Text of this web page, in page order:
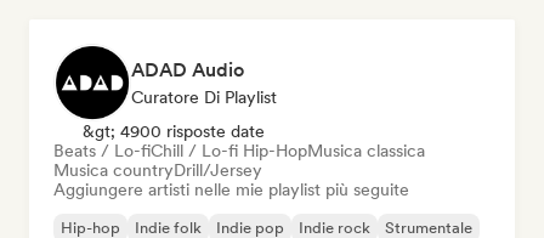
ADAD Audio
Curatore Di Playlist
&gt; 4900 risposte date
Beats / Lo-fiChill / Lo-fi Hip-HopMusica classica
Musica countryDrill/Jersey
Aggiungere artisti nelle mie playlist più seguite
Hip-hop Indie folk Indie pop Indie rock
Strumentale